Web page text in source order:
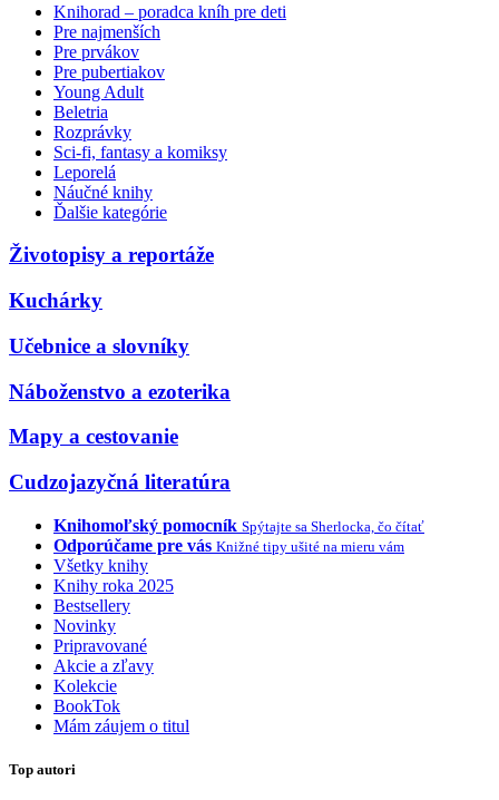
Knihorad – poradca kníh pre deti
Pre najmenších
Pre prvákov
Pre pubertiakov
Young Adult
Beletria
Rozprávky
Sci-fi, fantasy a komiksy
Leporelá
Náučné knihy
Ďalšie kategórie
Životopisy a reportáže
Kuchárky
Učebnice a slovníky
Náboženstvo a ezoterika
Mapy a cestovanie
Cudzojazyčná literatúra
Knihomoľský pomocník Spýtajte sa Sherlocka, čo čítať
Odporúčame pre vás Knižné tipy ušité na mieru vám
Všetky knihy
Knihy roka 2025
Bestsellery
Novinky
Pripravované
Akcie a zľavy
Kolekcie
BookTok
Mám záujem o titul
Top autori